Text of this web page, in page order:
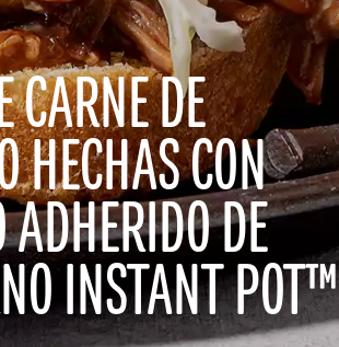
CARNE DE
HECHAS CON
DE
INSTANT POT™